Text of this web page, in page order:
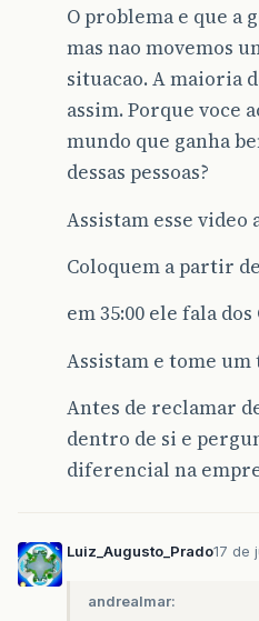
O problema e que a
mas nao movemos
situacao. A maioria
assim. Porque voce
mundo que ganha
dessas pessoas?
Assistam esse video
Coloquem a partir
em 35:00 ele fala dos
Assistam e tome um
Antes de reclamar
dentro de si e
diferencial na
Luiz_Augusto_Prado17 de
andrealmar: